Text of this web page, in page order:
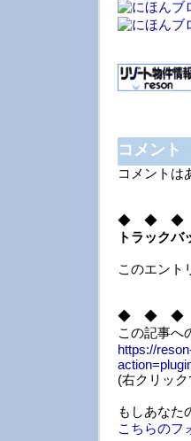
コメント
コメントは
◆ ◆
トラックバ
このエント
◆ ◆
この記事へ
https://
(右クリッ
もしあなた
こちらのフ